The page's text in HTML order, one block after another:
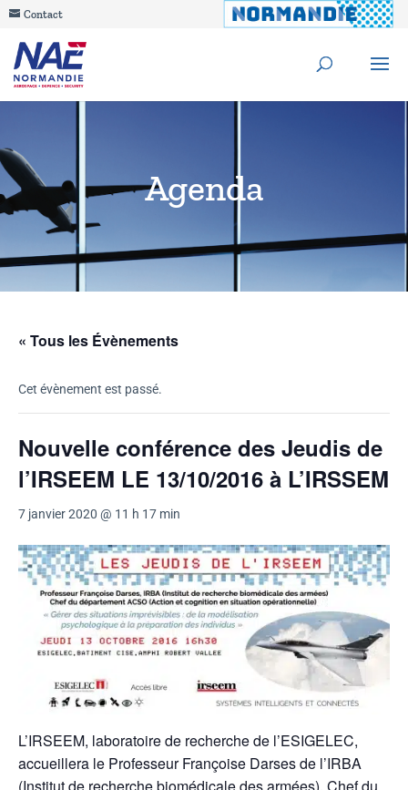
Contact
Agenda
« Tous les Évènements
Cet évènement est passé.
Nouvelle conférence des Jeudis de
l’IRSEEM LE 13/10/2016 à L’IRSSEM
7 janvier 2020 @ 11 h 17 min
L’IRSEEM, laboratoire de recherche de l’ESIGELEC,
accueillera le Professeur Françoise Darses de l’IRBA